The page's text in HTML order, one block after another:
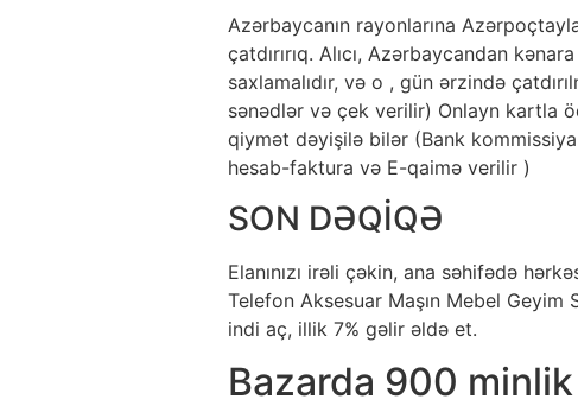
Azərbaycanın rayonlarına
çatdırırıq. Alıcı, Azərbaycandan
saxlamalıdır, və o , gün ərzində
sənədlər və çek verilir) Onlayn kartla
qiymət dəyişilə bilər (Bank
hesab-faktura və E-qaimə verilir )
SON DƏQİQƏ
Elanınızı irəli çəkin, ana səhifədə
Telefon Aksesuar Maşın Mebel Geyim
indi aç, illik 7% gəlir əldə et.
Bazarda 900